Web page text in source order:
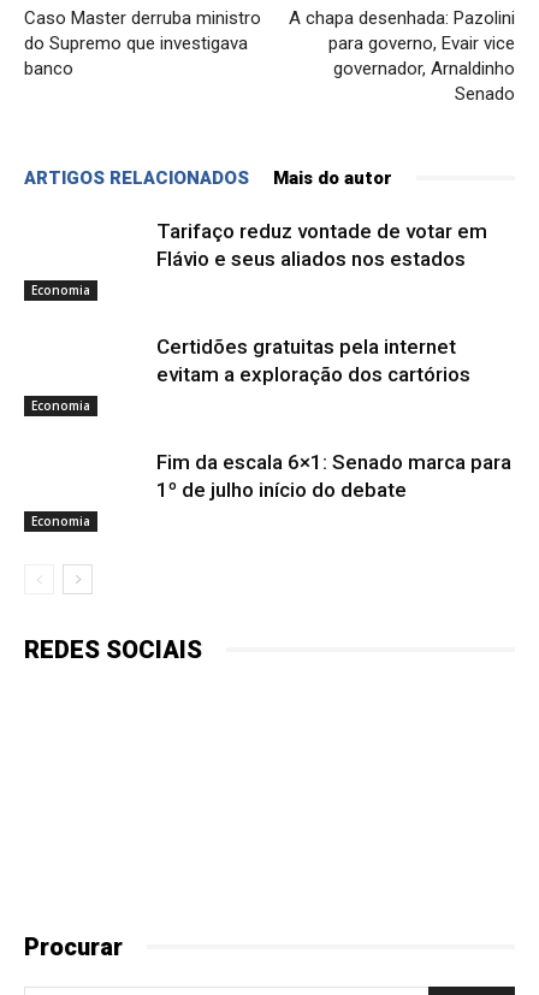
Caso Master derruba ministro
do Supremo que investigava
banco
A chapa desenhada: Pazolini
para governo, Evair vice
governador, Arnaldinho
Senado
ARTIGOS RELACIONADOS Mais do autor
Economia
Tarifaço reduz vontade de votar em
Flávio e seus aliados nos estados
Economia
Certidões gratuitas pela internet
evitam a exploração dos cartórios
Economia
Fim da escala 6×1: Senado marca para
1º de julho início do debate
REDES SOCIAIS
Procurar